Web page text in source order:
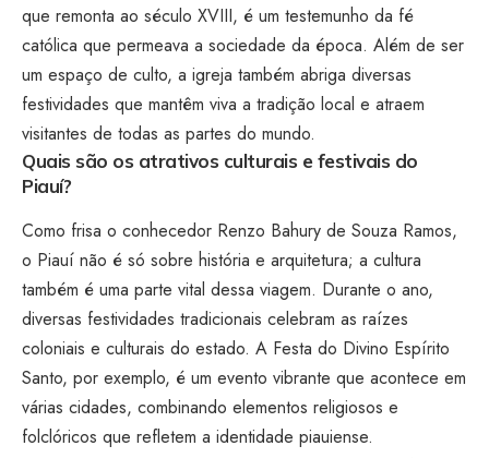
que remonta ao século XVIII, é um testemunho da fé
católica que permeava a sociedade da época. Além de ser
um espaço de culto, a igreja também abriga diversas
festividades que mantêm viva a tradição local e atraem
visitantes de todas as partes do mundo.
Quais são os atrativos culturais e festivais do
Piauí?
Como frisa o conhecedor Renzo Bahury de Souza Ramos,
o Piauí não é só sobre história e arquitetura; a cultura
também é uma parte vital dessa viagem. Durante o ano,
diversas festividades tradicionais celebram as raízes
coloniais e culturais do estado. A Festa do Divino Espírito
Santo, por exemplo, é um evento vibrante que acontece em
várias cidades, combinando elementos religiosos e
folclóricos que refletem a identidade piauiense.